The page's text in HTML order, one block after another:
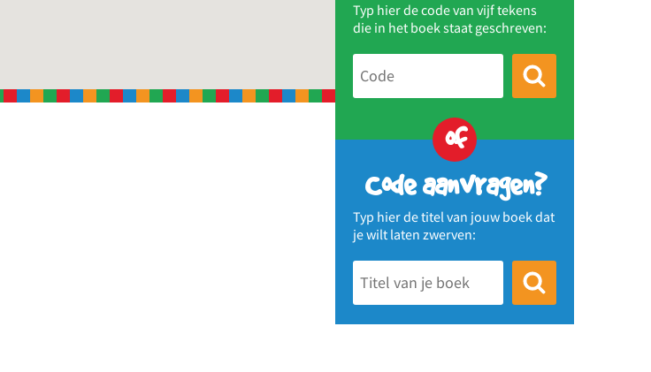
Typ hier de code van vijf tekens
die in het boek staat geschreven:
of
Code aanvragen?
Typ hier de titel van jouw boek dat
je wilt laten zwerven: